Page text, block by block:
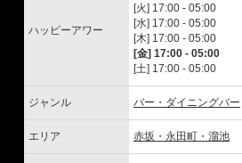
ハッピーアワー
[火] 17:00 - 05:00
[水] 17:00 - 05:00
[木] 17:00 - 05:00
[金] 17:00 - 05:00
[土] 17:00 - 05:00
ジャンル バー・ダイニングバー
エリア 赤坂・永田町・溜池